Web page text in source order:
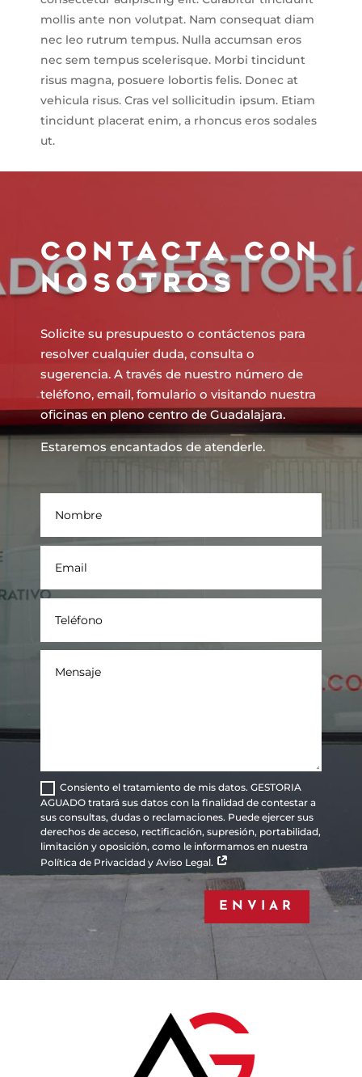
mollis ante non volutpat. Nam consequat diam
nec leo rutrum tempus. Nulla accumsan eros
nec sem tempus scelerisque. Morbi tincidunt
risus magna, posuere lobortis felis. Donec at
vehicula risus. Cras vel sollicitudin ipsum. Etiam
tincidunt placerat enim, a rhoncus eros sodales
ut.
CONTACTA CON
NOSOTROS
Solicite su presupuesto o contáctenos para
resolver cualquier duda, consulta o
sugerencia. A través de nuestro número de
teléfono, email, fomulario o visitando nuestra
oficinas en pleno centro de Guadalajara.
Estaremos encantados de atenderle.
Consiento el tratamiento de mis datos. GESTORIA
AGUADO tratará sus datos con la finalidad de contestar a
sus consultas, dudas o reclamaciones. Puede ejercer sus
derechos de acceso, rectificación, supresión, portabilidad,
limitación y oposición, como le informamos en nuestra
Política de Privacidad y Aviso Legal.
ENVIAR